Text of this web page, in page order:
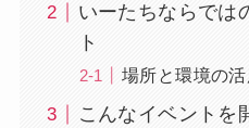
いーたちならでは
ト
場所と環境の活
こんなイベントを